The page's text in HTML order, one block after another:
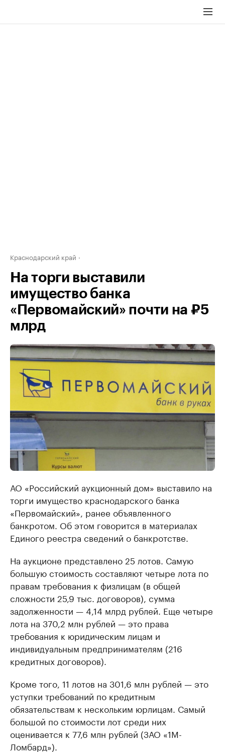
Краснодарский край
На торги выставили
имущество банка
«Первомайский» почти на ₽5
млрд
АО «Российский аукционный дом» выставило на
торги имущество краснодарского банка
«Первомайский», ранее объявленного
банкротом. Об этом говорится в материалах
Единого реестра сведений о банкротстве.
На аукционе представлено 25 лотов. Самую
большую стоимость составляют четыре лота по
правам требования к физлицам (в общей
сложности 25,9 тыс. договоров), сумма
задолженности — 4,14 млрд рублей. Еще четыре
лота на 370,2 млн рублей — это права
требования к юридическим лицам и
индивидуальным предпринимателям (216
кредитных договоров).
Кроме того, 11 лотов на 301,6 млн рублей — это
уступки требований по кредитным
обязательствам к нескольким юрлицам. Самый
большой по стоимости лот среди них
оценивается к 77,6 млн рублей (ЗАО «1М-
Ломбард»).